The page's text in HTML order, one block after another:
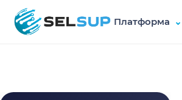
SelSup Платформа ⌄